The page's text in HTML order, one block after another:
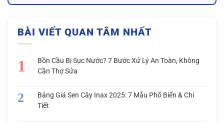
BÀI VIẾT QUAN TÂM NHẤT
Bồn Cầu Bị Sục Nước? 7 Bước Xử Lý An Toàn, Không
Cần Thợ Sửa
Bảng Giá Sen Cây Inax 2025: 7 Mẫu Phổ Biến & Chi
Tiết